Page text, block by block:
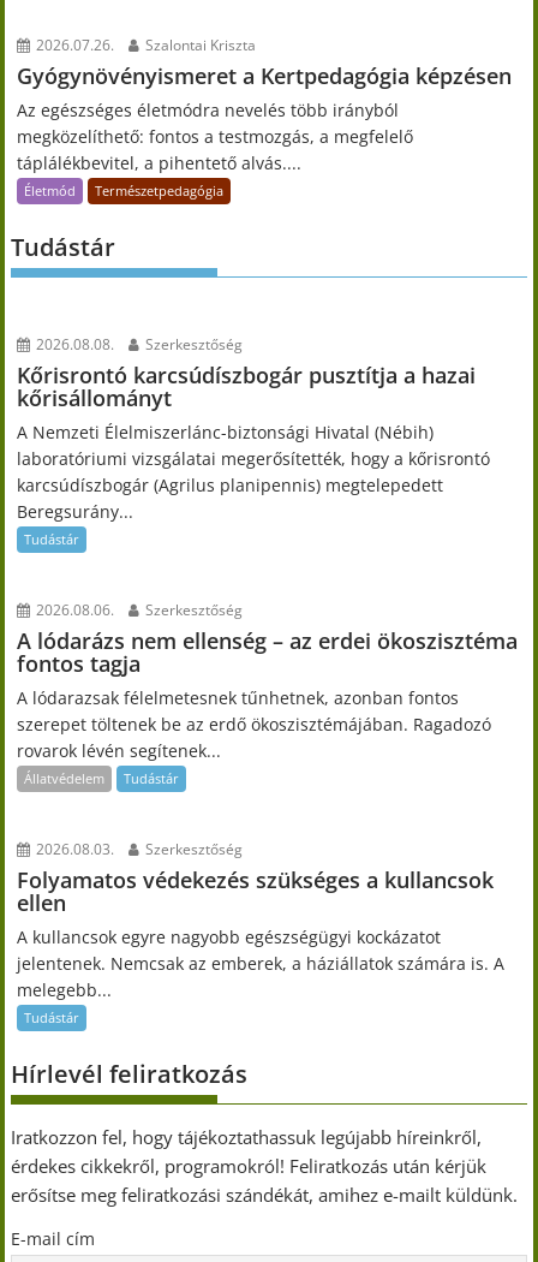
2026.07.26. Szalontai Kriszta
Gyógynövényismeret a Kertpedagógia képzésen
Az egészséges életmódra nevelés több irányból
megközelíthető: fontos a testmozgás, a megfelelő
táplálékbevitel, a pihentető alvás....
Életmód Természetpedagógia
Tudástár
2026.08.08. Szerkesztőség
Kőrisrontó karcsúdíszbogár pusztítja a hazai
kőrisállományt
A Nemzeti Élelmiszerlánc-biztonsági Hivatal (Nébih)
laboratóriumi vizsgálatai megerősítették, hogy a kőrisrontó
karcsúdíszbogár (Agrilus planipennis) megtelepedett
Beregsurány...
Tudástár
2026.08.06. Szerkesztőség
A lódarázs nem ellenség – az erdei ökoszisztéma
fontos tagja
A lódarazsak félelmetesnek tűnhetnek, azonban fontos
szerepet töltenek be az erdő ökoszisztémájában. Ragadozó
rovarok lévén segítenek...
Állatvédelem Tudástár
2026.08.03. Szerkesztőség
Folyamatos védekezés szükséges a kullancsok
ellen
A kullancsok egyre nagyobb egészségügyi kockázatot
jelentenek. Nemcsak az emberek, a háziállatok számára is. A
melegebb...
Tudástár
Hírlevél feliratkozás
Iratkozzon fel, hogy tájékoztathassuk legújabb híreinkről,
érdekes cikkekről, programokról! Feliratkozás után kérjük
erősítse meg feliratkozási szándékát, amihez e-mailt küldünk.
E-mail cím